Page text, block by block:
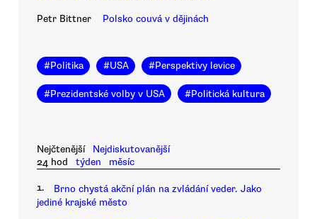
Petr Bittner Polsko couvá v dějinách
#Politika #USA #Perspektivy levice
#Prezidentské volby v USA #Politická kultura
Nejčtenější
Nejdiskutovanější
24 hod
týden měsíc
1.
Brno chystá akční plán na zvládání veder. Jako
jediné krajské město